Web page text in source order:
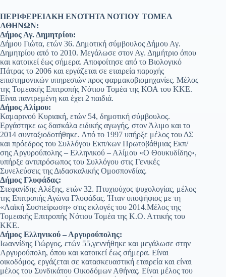
ΠΕΡΙΦΕΡΕΙΑΚΗ ΕΝΟΤΗΤΑ ΝΟΤΙΟΥ ΤΟΜΕΑ
ΑΘΗΝΩΝ:
Δήμος Αγ. Δημητρίου:
Δήμου Γιώτα, ετών 36. Δημοτική σύμβουλος Δήμου Αγ.
Δημητρίου από το 2010. Μεγάλωσε στον Αγ. Δημήτριο όπου
και κατοικεί έως σήμερα. Αποφοίτησε από το Βιολογικό
Πάτρας το 2006 και εργάζεται σε εταιρεία παροχής
επιστημονικών υπηρεσιών προς φαρμακοβιομηχανίες. Μέλος
της Τομεακής Επιτροπής Νότιου Τομέα της ΚΟΑ του ΚΚΕ.
Είναι παντρεμένη και έχει 2 παιδιά.
Δήμος Αλίμου:
Καμαρινού Κυριακή, ετών 54, δημοτική σύμβουλος.
Εργάστηκε ως δασκάλα ειδικής αγωγής, στον Άλιμο και το
2014 συνταξιοδοτήθηκε. Από το 1997 υπήρξε μέλος του ΔΣ
και πρόεδρος του Συλλόγου Εκπ/κων Πρωτοβάθμιας Εκπ/
σης Αργυρούπολης – Ελληνικού – Αλίμου «Ο Θουκυδίδης»,
υπήρξε αντιπρόσωπος του Συλλόγου στις Γενικές
Συνελεύσεις της Διδασκαλικής Ομοσπονδίας.
Δήμος Γλυφάδας:
Στεφανίδης Αλέξης, ετών 32. Πτυχιούχος ψυχολογίας, μέλος
της Επιτροπής Αγώνα Γλυφάδας. Ήταν υποψήφιος με τη
«Λαϊκή Συσπείρωση» στις εκλογές του 2014.Μέλος της
Τομεακής Επιτροπής Νότιου Τομέα της Κ.Ο. Αττικής του
ΚΚΕ.
Δήμος Ελληνικού – Αργυρούπολης:
Ιωαννίδης Γιώργος, ετών 55,γεννήθηκε και μεγάλωσε στην
Αργυρούπολη, όπου και κατοικεί έως σήμερα. Είναι
οικοδόμος, εργάζεται σε κατασκευαστική εταιρεία και είναι
μέλος του Συνδικάτου Οικοδόμων Αθήνας. Είναι μέλος του